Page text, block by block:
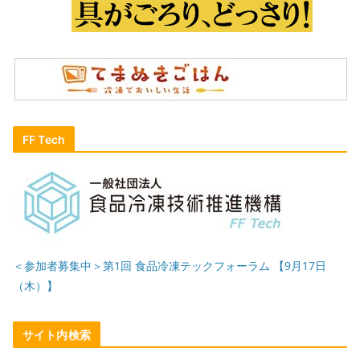
FF Tech
＜参加者募集中＞第1回 食品冷凍テックフォーラム 【9月17日
（木）】
サイト内検索